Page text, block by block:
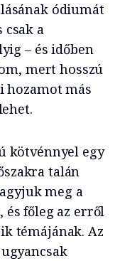
ódiumát
csak a
– és időben
mert hosszú
hozamot más
kötvénnyel egy
talán
meg a
főleg az erről
témájának. Az